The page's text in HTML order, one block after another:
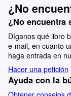
¿No
¿No encuentra
Díganos qué libro
e-mail, en cuanto
haga entrada en
Hacer una petición
Ayuda con la